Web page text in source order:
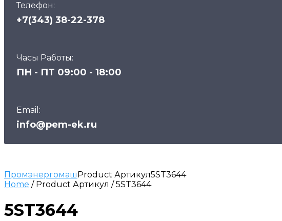
Телефон:
+7(343) 38-22-378
Часы Работы:
ПН - ПТ 09:00 - 18:00
Email:
info@pem-ek.ru
ПромэнергомашProduct Артикул5ST3644
Home / Product Артикул / 5ST3644
5ST3644